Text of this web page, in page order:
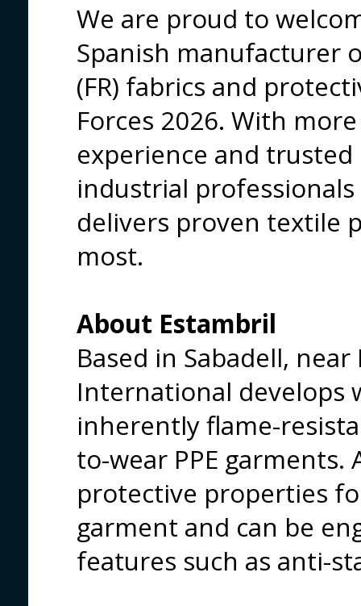
We are proud to
Spanish manufacturer
(FR) fabrics and
Forces 2026. With
experience and
industrial
delivers proven textile
most.
About Estambril
Based in Sabadell,
International develops
inherently flame-
to-wear PPE
protective properties
garment and can be
features such as anti-